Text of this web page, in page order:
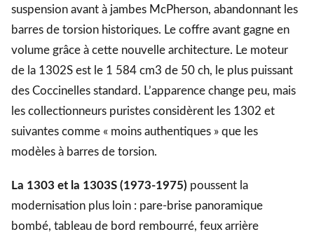
suspension avant à jambes McPherson, abandonnant les
barres de torsion historiques. Le coffre avant gagne en
volume grâce à cette nouvelle architecture. Le moteur
de la 1302S est le 1 584 cm3 de 50 ch, le plus puissant
des Coccinelles standard. L’apparence change peu, mais
les collectionneurs puristes considèrent les 1302 et
suivantes comme « moins authentiques » que les
modèles à barres de torsion.
La 1303 et la 1303S (1973-1975) poussent la
modernisation plus loin : pare-brise panoramique
bombé, tableau de bord rembourré, feux arrière